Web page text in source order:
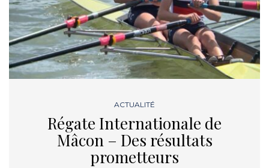
ACTUALITÉ
Régate Internationale de
Mâcon – Des résultats
prometteurs